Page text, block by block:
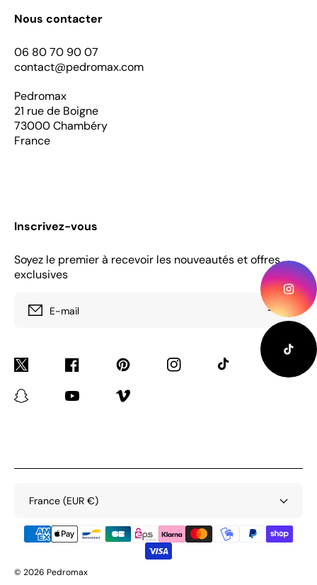
Nous contacter
06 80 70 90 07
contact@pedromax.com
Pedromax
21 rue de Boigne
73000 Chambéry
France
Inscrivez-vous
Soyez le premier à recevoir les nouveautés et offres
exclusives
E-mail
Twitter Facebook Pinterest Instagram TikTok Tumblr
Snapchat YouTube Vimeo
France (EUR €)
Moyens
de
© 2026 Pedromax